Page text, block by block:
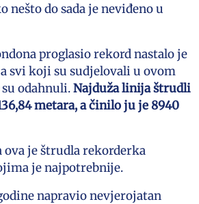
nešto do sada je neviđeno u
proglasio rekord nastalo je
svi koji su sudjelovali u ovom
odahnuli.Najduža linija štrudli
metara, a činilo ju je 8940
ova je štrudla rekorderka
je najpotrebnije.
napravio nevjerojatan